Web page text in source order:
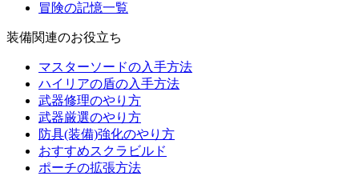
冒険の記憶一覧
装備関連のお役立ち
マスターソードの入手方法
ハイリアの盾の入手方法
武器修理のやり方
武器厳選のやり方
防具(装備)強化のやり方
おすすめスクラビルド
ポーチの拡張方法